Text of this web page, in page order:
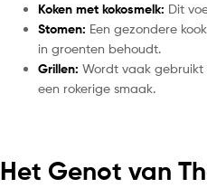
Koken met kokosmelk: Dit
Stomen: Een gezondere
in groenten behoudt.
Grillen: Wordt vaak gebruikt
een rokerige smaak.
Het Genot van